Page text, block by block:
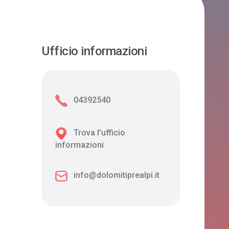
Ufficio informazioni
04392540
Trova l'ufficio
informazioni
info@dolomitiprealpi.it